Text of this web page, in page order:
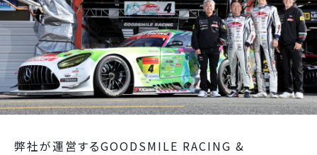
弊社が運営するGOODSMILE RACING &